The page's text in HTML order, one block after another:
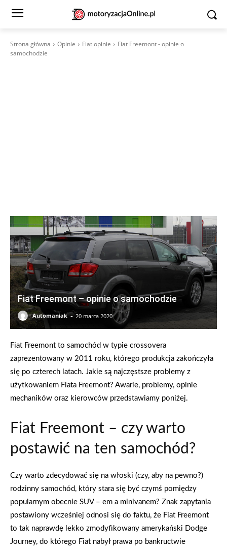
Strona główna Opinie Fiat opinie
Fiat Freemont - opinie o
samochodzie
Fiat Freemont – opinie o samochodzie
Automaniak - 20 marca 2020
Fiat Freemont to samochód w typie crossovera
zaprezentowany w 2011 roku, którego produkcja zakończyła
się po czterech latach. Jakie są najczęstsze problemy z
użytkowaniem Fiata Freemont? Awarie, problemy, opinie
mechaników oraz kierowców przedstawiamy poniżej.
Fiat Freemont – czy warto
postawić na ten samochód?
Czy warto zdecydować się na włoski (czy, aby na pewno?)
rodzinny samochód, który stara się być czymś pomiędzy
popularnym obecnie SUV – em a minivanem? Znak zapytania
postawiony wcześniej odnosi się do faktu, że Fiat Freemont
to tak naprawdę lekko zmodyfikowany amerykański Dodge
Journey, do którego Fiat nabył prawa po bankructwie